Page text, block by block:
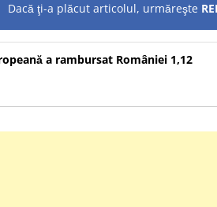
Dacă ţi-a plăcut articolul, urmăreşte
a rambursat României 1,12